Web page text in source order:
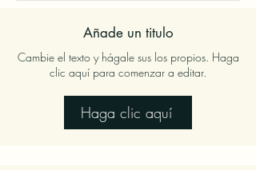
Añade un titulo
Cambie el texto y hágale sus los propios. Haga
clic aquí para comenzar a editar.
Haga clic aquí